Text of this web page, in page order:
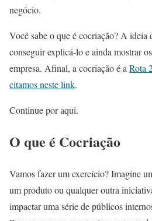
negócio.
Você sabe o que é cocriação? A ideia
conseguir explicá-lo e ainda mostrar
empresa. Afinal, a cocriação é a Rota
citamos neste link.
Continue por aqui.
O que é Cocriação
Vamos fazer um exercício? Imagine
um produto ou qualquer outra
impactar uma série de públicos